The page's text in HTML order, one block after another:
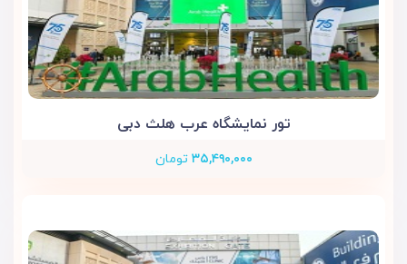
تور نمایشگاه عرب هلث دبی
۳۵,۴۹۰,۰۰۰ تومان